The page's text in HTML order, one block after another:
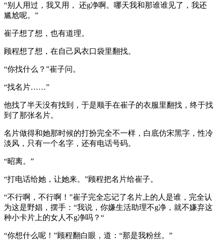
“别人用过，我又用， 还g净啊。哪天我和那谁谁见了，我还
尴尬呢。”
崔子想了想，也有道理。
顾程想了想，在自己风衣口袋里翻找。
“你找什么？”崔子问。
“找名片……”
他找了半天没有找到，于是顺手在崔子的衣服里翻找，终于找
到了那张名片。
名片做得和她那时候的打扮完全不一样，白底仿宋黑字，性冷
淡风，只有一个名字，还有电话号码。
“昭离。”
“打电话给她，让她来。”顾程把名片给崔子。
“不行啊，不行啊！”崔子完全忘记了名片上的人是谁，完全认
为这是野娼，摆手：“我说，你嫌生活助理不g净，就不嫌弃这
种小卡片上的女人不g净吗？“
“你想什么呢！”顾程翻白眼，道：“那是我粉丝。”